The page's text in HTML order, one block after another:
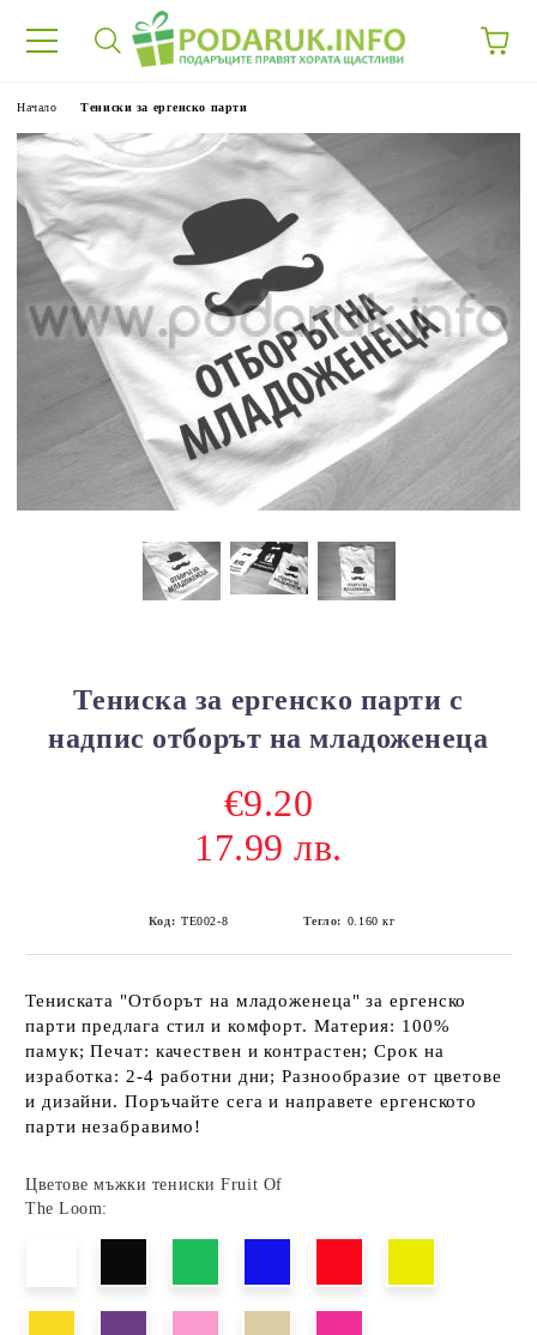
Начало Тениски за ергенско парти
Тениска за ергенско парти с
надпис отборът на младоженеца
€9.20
17.99 лв.
Код: ТЕ002-8 Тегло: 0.160 кг
Тениската "Отборът на младоженеца" за ергенско
парти предлага стил и комфорт. Материя: 100%
памук; Печат: качествен и контрастен; Срок на
изработка: 2-4 работни дни; Разнообразие от цветове
и дизайни. Поръчайте сега и направете ергенското
парти незабравимо!
Цветове мъжки тениски Fruit Of
The Loom: